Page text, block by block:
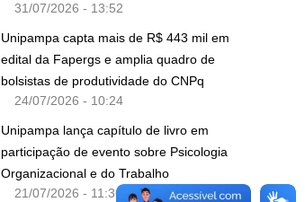
31/07/2026 - 13:52
Unipampa capta mais de R$ 443 mil em
edital da Fapergs e amplia quadro de
bolsistas de produtividade do CNPq
24/07/2026 - 10:24
Unipampa lança capítulo de livro em
participação de evento sobre Psicologia
Organizacional e do Trabalho
21/07/2026 - 11:36